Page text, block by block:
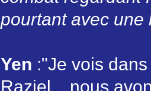
pourtant avec une
Yen :"Je vois
Raziel....nous